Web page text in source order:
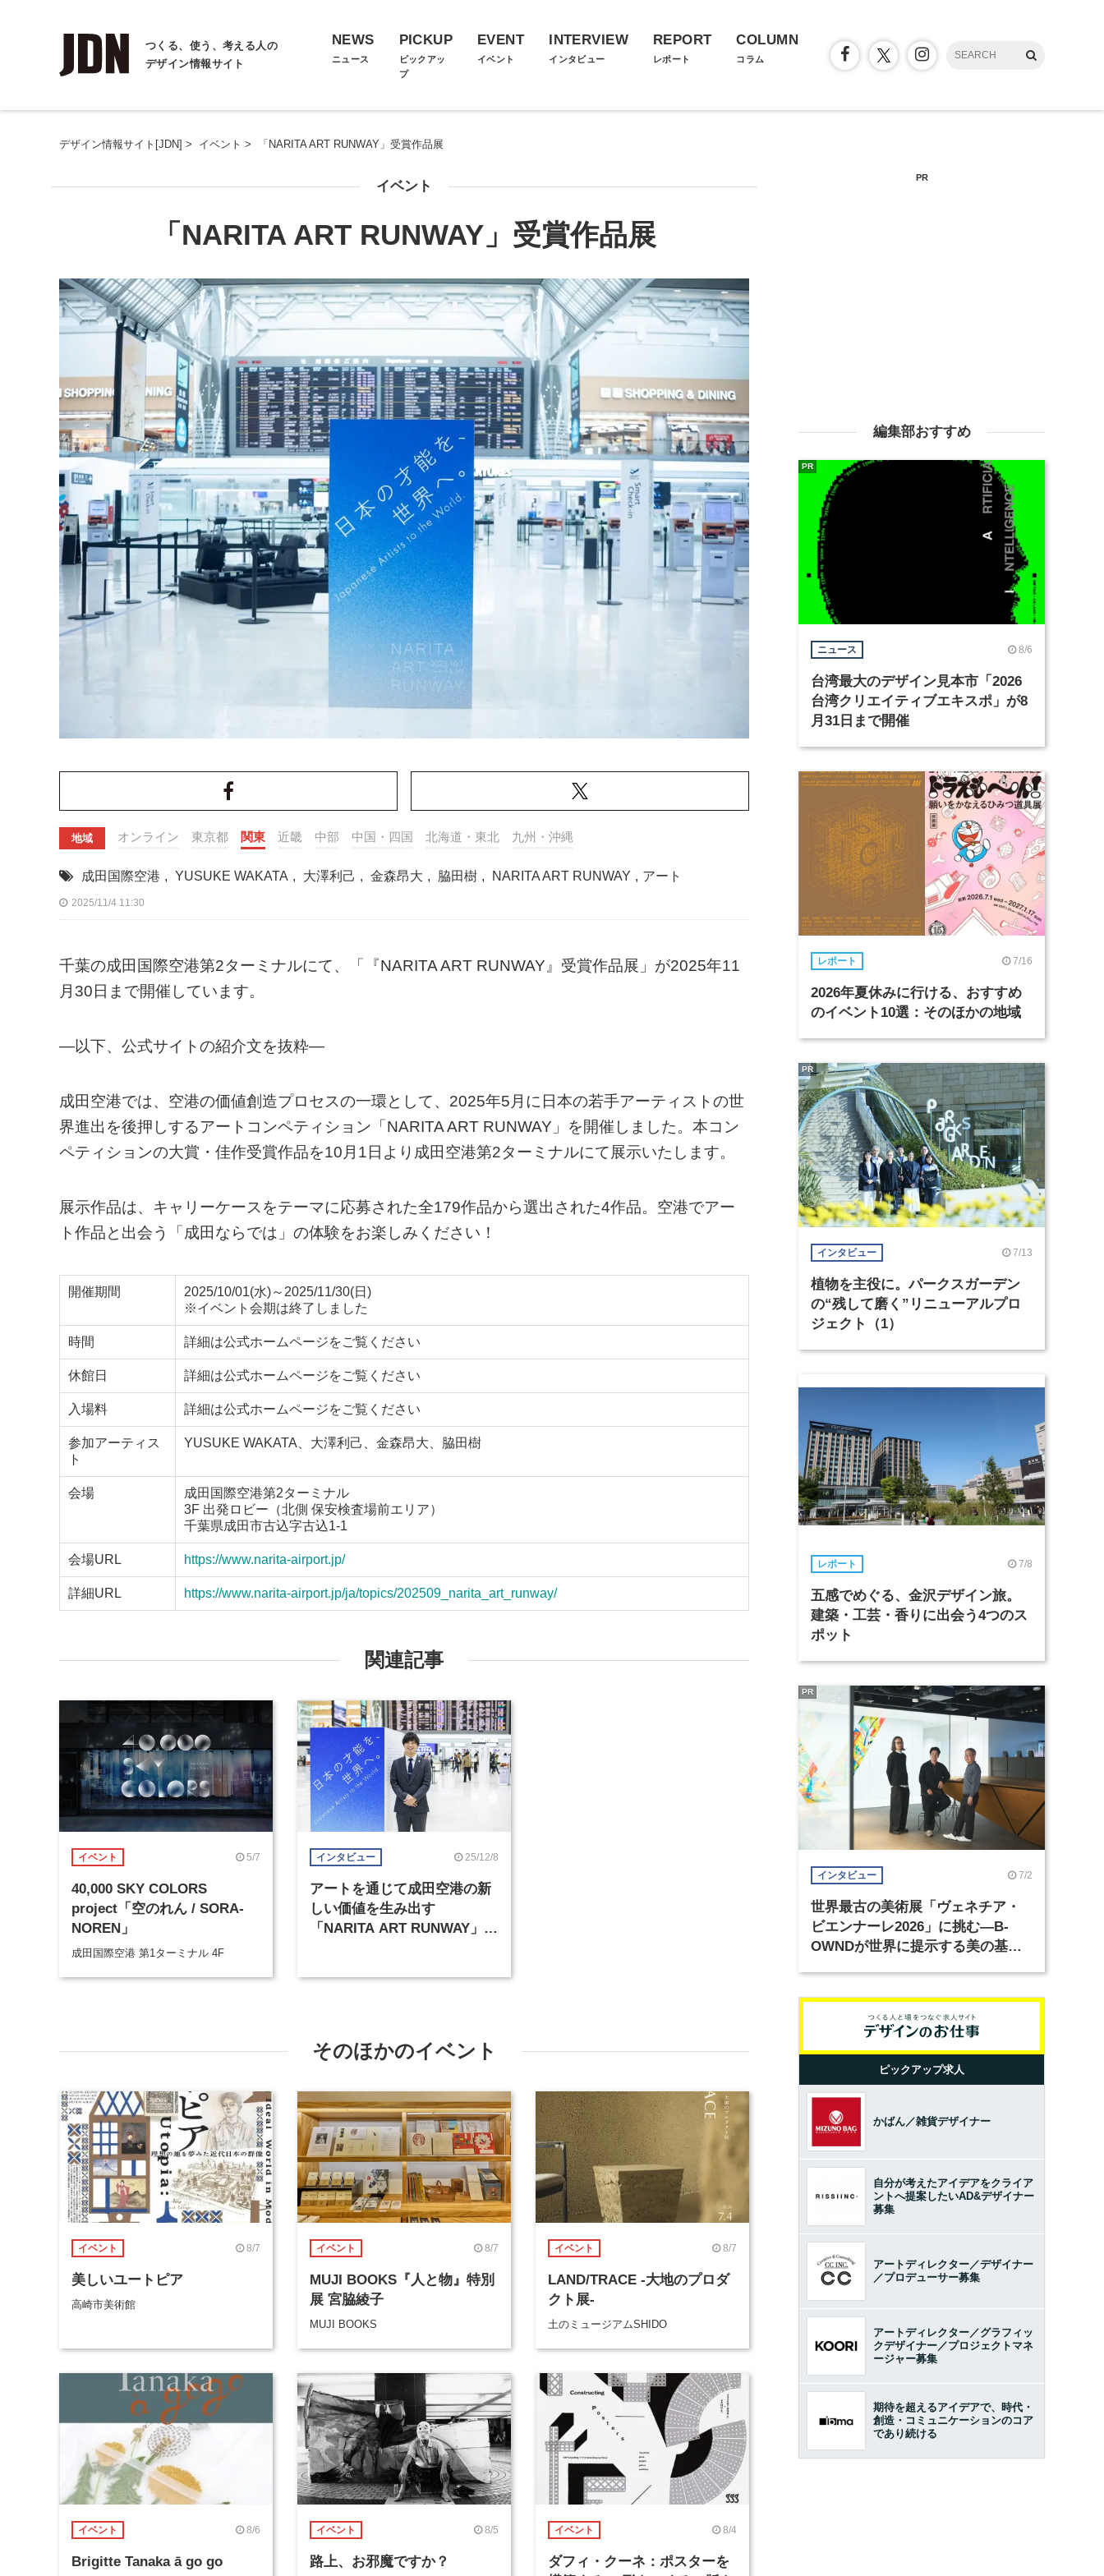
つくる、使う、考える人の
デザイン情報サイト
NEWS
ニュース
PICKUP
ピックアッ
プ
EVENT
イベント
INTERVIEW
インタビュー
REPORT
レポート
COLUMN
コラム
デザイン情報サイト[JDN] > イベント > 「NARITA ART RUNWAY」受賞作品展
イベント
「NARITA ART RUNWAY」受賞作品展
地域 オンライン 東京都 関東 近畿 中部 中国・四国 北海道・東北 九州・沖縄
成田国際空港 , YUSUKE WAKATA , 大澤利己 , 金森昂大 , 脇田樹 , NARITA ART RUNWAY , アート
2025/11/4 11:30
千葉の成田国際空港第2ターミナルにて、「『NARITA ART RUNWAY』受賞作品展」が2025年11
月30日まで開催しています。
—以下、公式サイトの紹介文を抜粋—
成田空港では、空港の価値創造プロセスの一環として、2025年5月に日本の若手アーティストの世
界進出を後押しするアートコンペティション「NARITA ART RUNWAY」を開催しました。本コン
ペティションの大賞・佳作受賞作品を10月1日より成田空港第2ターミナルにて展示いたします。
展示作品は、キャリーケースをテーマに応募された全179作品から選出された4作品。空港でアー
ト作品と出会う「成田ならでは」の体験をお楽しみください！
開催期間
2025/10/01(水)～2025/11/30(日)
※イベント会期は終了しました
時間 詳細は公式ホームページをご覧ください
休館日 詳細は公式ホームページをご覧ください
入場料 詳細は公式ホームページをご覧ください
参加アーティス
ト
YUSUKE WAKATA、大澤利己、金森昂大、脇田樹
会場
成田国際空港第2ターミナル
3F 出発ロビー（北側 保安検査場前エリア）
千葉県成田市古込字古込1-1
会場URL https://www.narita-airport.jp/
詳細URL https://www.narita-airport.jp/ja/topics/202509_narita_art_runway/
関連記事
イベント 5/7
40,000 SKY COLORS
project「空のれん / SORA-
NOREN」
成田国際空港 第1ターミナル 4F
インタビュー 25/12/8
アートを通じて成田空港の新
しい価値を生み出す
「NARITA ART RUNWAY」
そのほかのイベント
イベント 8/7
美しいユートピア
高崎市美術館
イベント 8/7
MUJI BOOKS『人と物』特別
展 宮脇綾子
MUJI BOOKS
イベント 8/7
LAND/TRACE -大地のプロダ
クト展-
土のミュージアムSHIDO
イベント 8/6
Brigitte Tanaka ā go go
イベント 8/5
路上、お邪魔ですか？
イベント 8/4
ダフィ・クーネ：ポスターを
PR
編集部おすすめ
ニュース 8/6
台湾最大のデザイン見本市「2026
台湾クリエイティブエキスポ」が8
月31日まで開催
PR
レポート 7/16
2026年夏休みに行ける、おすすめ
のイベント10選：そのほかの地域
インタビュー 7/13
植物を主役に。パークスガーデン
の“残して磨く”リニューアルプロ
ジェクト（1）
PR
レポート 7/8
五感でめぐる、金沢デザイン旅。
建築・工芸・香りに出会う4つのス
ポット
インタビュー 7/2
世界最古の美術展「ヴェネチア・
ビエンナーレ2026」に挑む―B-
OWNDが世界に提示する美の基準
PR
ピックアップ求人
かばん／雑貨デザイナー
自分が考えたアイデアをクライア
ントへ提案したいAD&デザイナー
募集
アートディレクター／デザイナー
／プロデューサー募集
アートディレクター／グラフィッ
クデザイナー／プロジェクトマネ
ージャー募集
期待を超えるアイデアで、時代・
創造・コミュニケーションのコア
であり続ける